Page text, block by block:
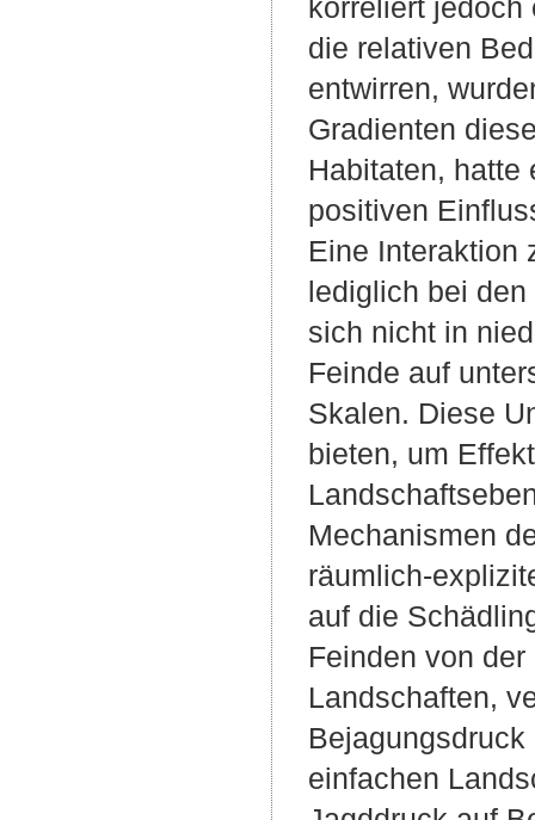
korreliert jedoch
die relativen
entwirren,
Gradienten
Habitaten, hatte
positiven
Eine Interaktion
lediglich bei
sich nicht in
Feinde auf
Skalen. Diese
bieten, um
Mechanismen
räumlich-
auf die
Feinden von
Landschaften,
einfachen